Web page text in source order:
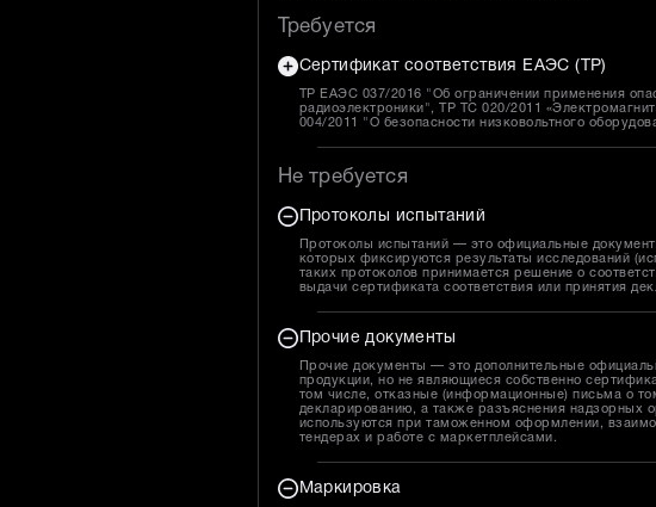
Требуется
Сертификат соответствия ЕАЭС (ТР)
ТР ЕАЭС 037/2016 "Об ограничении применения
радиоэлектроники", ТР ТС 020/2011
004/2011 "О безопасности низковольтного
Не требуется
Протоколы испытаний
Протоколы испытаний — это официальные
которых фиксируются результаты исследований
таких протоколов принимается решение о
выдачи сертификата соответствия или принятия
Прочие документы
Прочие документы — это дополнительные
продукции, но не являющиеся собственно
том числе, отказные (информационные) письма о
декларированию, а также разъяснения надзорных
используются при таможенном оформлении,
тендерах и работе с маркетплейсами.
Маркировка